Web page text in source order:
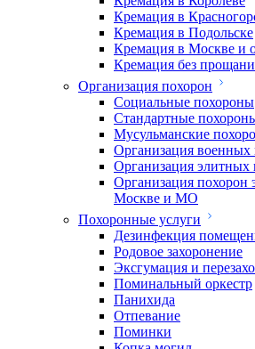
Кремация в
Кремация в Подольске
Кремация в Москве и
Кремация без
Организация похорон
Социальные похороны
Стандартные
Мусульманские
Организация
Организация
Организация похорон
Москве и МО
Похоронные услуги
Дезинфекция
Родовое захоронение
Эксгумация и
Поминальный оркестр
Панихида
Отпевание
Поминки